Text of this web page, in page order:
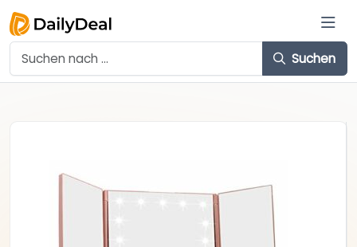
Suchen